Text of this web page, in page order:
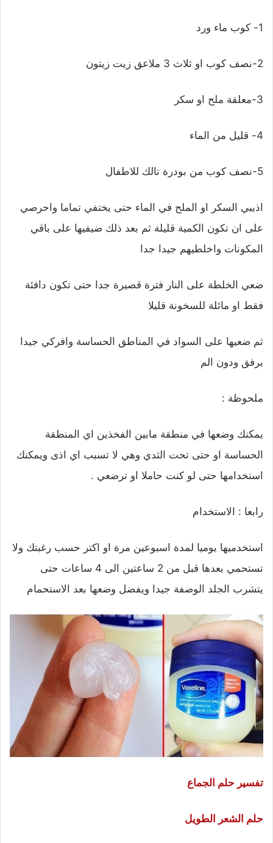
1- كوب ماء ورد
2-نصف كوب او ثلاث 3 ملاعق زيت زيتون
3-معلقة ملح او سكر
4- قليل من الماء
5-نصف كوب من بودرة تالك للاطفال
اذيبي السكر او الملح في الماء حتى يختفي تماما واحرصي
على ان تكون الكمية قليلة ثم بعد ذلك ضيفيها على باقي
المكونات واخلطيهم جيدا جدا
ضعي الخلطة على النار فترة قصيرة جدا حتى تكون دافئة
فقط او مائلة للسخونة قليلا
ثم ضعيها على السواد في المناطق الحساسة وافركي جيدا
برفق ودون الم
ملحوظة :
يمكنك وضعها في منطقة مابين الفخذين اي المنطقة
الحساسة او حتى تحت الثدي وهي لا تسبب اي اذى ويمكنك
استخدامها حتى لو كنت حاملا او ترضعي .
رابعا : الاستخدام
استخدميها يوميا لمدة اسبوعين مرة او اكتر حسب رغبتك ولا
تستحمي بعدها قبل من 2 ساعتين الى 4 ساعات حتى
يتشرب الجلد الوصفة جيدا ويفضل وضعها بعد الاستحمام
تفسير حلم الجماع
حلم الشعر الطويل